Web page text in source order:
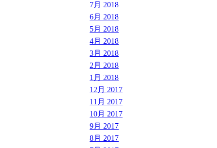
7月 2018
6月 2018
5月 2018
4月 2018
3月 2018
2月 2018
1月 2018
12月 2017
11月 2017
10月 2017
9月 2017
8月 2017